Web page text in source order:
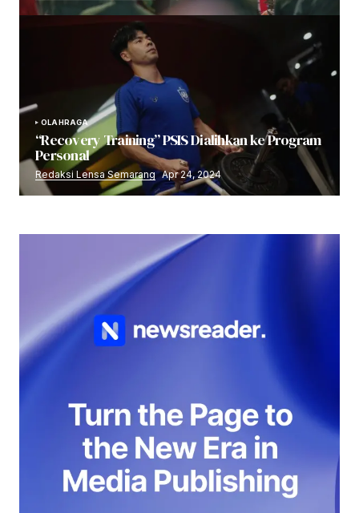
OLAHRAGA
“Recovery Training” PSIS Dialihkan ke Program
Personal
Redaksi Lensa Semarang Apr 24, 2024